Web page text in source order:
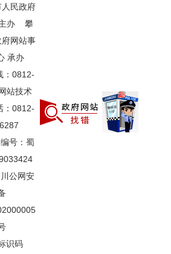
民政府
主办 攀
网站事
承办
：0812-
站技术
：0812-
号：蜀
川公网安
识码